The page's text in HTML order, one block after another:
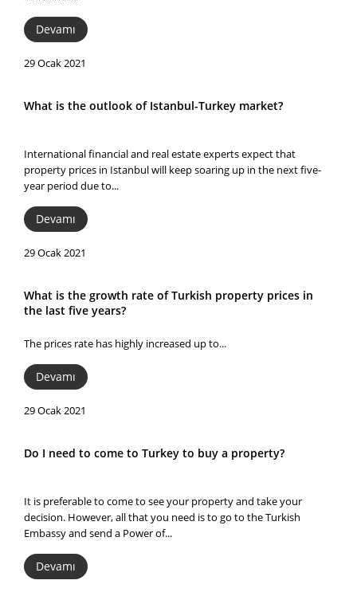
Devamı
29 Ocak 2021
What is the outlook of Istanbul-Turkey market?
International financial and real estate experts expect that
property prices in Istanbul will keep soaring up in the next five-
year period due to...
Devamı
29 Ocak 2021
What is the growth rate of Turkish property prices in
the last five years?
The prices rate has highly increased up to...
Devamı
29 Ocak 2021
Do I need to come to Turkey to buy a property?
It is preferable to come to see your property and take your
decision. However, all that you need is to go to the Turkish
Embassy and send a Power of...
Devamı